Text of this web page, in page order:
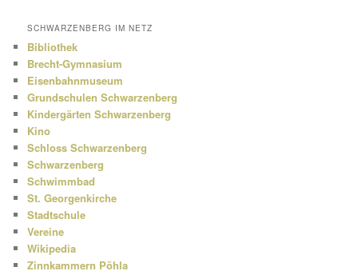
SCHWARZENBERG IM NETZ
Bibliothek
Brecht-Gymnasium
Eisenbahnmuseum
Grundschulen Schwarzenberg
Kindergärten Schwarzenberg
Kino
Schloss Schwarzenberg
Schwarzenberg
Schwimmbad
St. Georgenkirche
Stadtschule
Vereine
Wikipedia
Zinnkammern Pöhla